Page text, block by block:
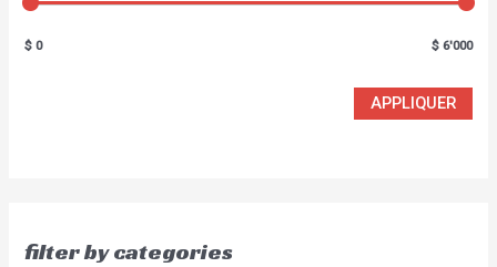
$ 0 $ 6'000
APPLIQUER
filter by categories